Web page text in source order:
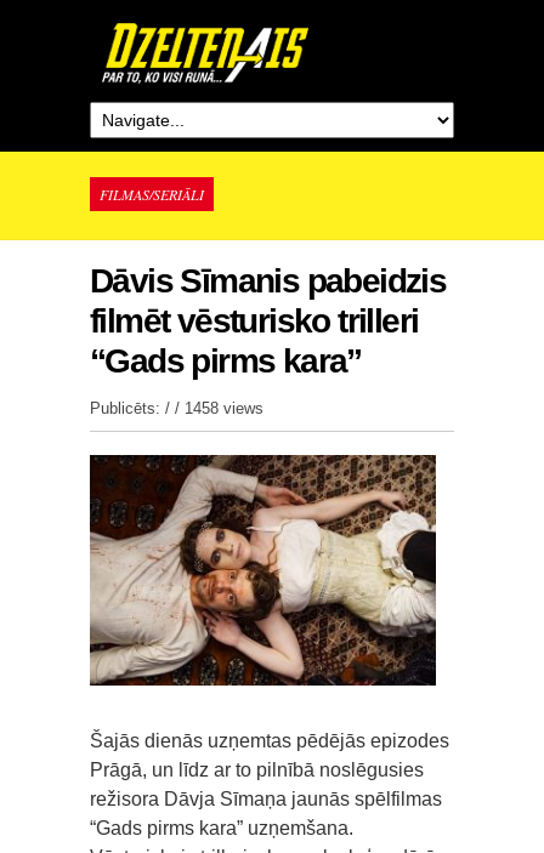
FILMAS/SERIĀLI
Dāvis Sīmanis pabeidzis
filmēt vēsturisko trilleri
“Gads pirms kara”
Publicēts: / / 1458 views
Šajās dienās uzņemtas pēdējās epizodes
Prāgā, un līdz ar to pilnībā noslēgusies
režisora Dāvja Sīmaņa jaunās spēlfilmas
“Gads pirms kara” uzņemšana.